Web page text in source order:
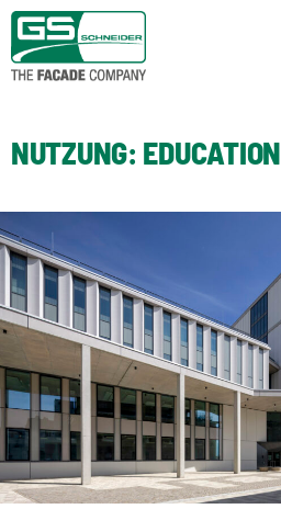
NUTZUNG: EDUCATION